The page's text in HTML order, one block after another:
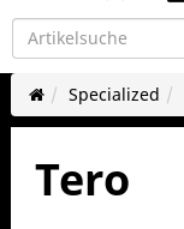
Specialized
Tero